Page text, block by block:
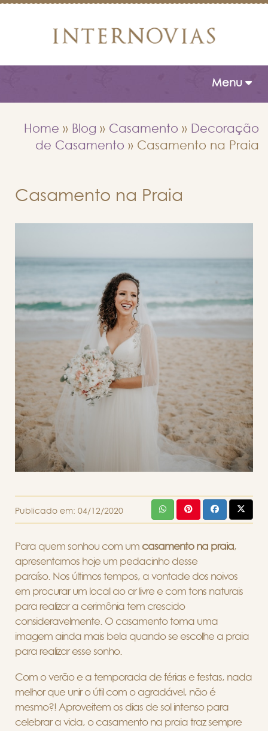
Toggle
Menu
Home » Blog » Casamento »
Decoração
de Casamento » Casamento na Praia
Casamento na Praia
Publicado em: 04/12/2020
Para quem sonhou com um casamento na praia,
apresentamos hoje um pedacinho desse
paraíso. Nos últimos tempos, a vontade dos noivos
em procurar um local ao ar livre e com tons naturais
para realizar a cerimônia tem crescido
consideravelmente. O casamento toma uma
imagem ainda mais bela quando se escolhe a praia
para realizar esse sonho.
Com o verão e a temporada de férias e festas, nada
melhor que unir o útil com o agradável, não é
mesmo?! Aproveitem os dias de sol intenso para
celebrar a vida, o casamento na praia traz sempre